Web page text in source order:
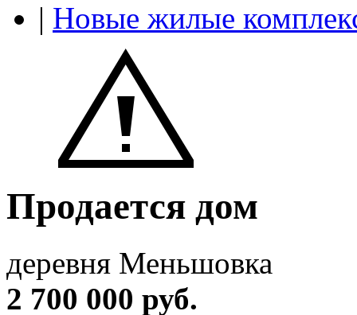
| Новые жилые
Продается дом
деревня Меньшовка
2 700 000 руб.